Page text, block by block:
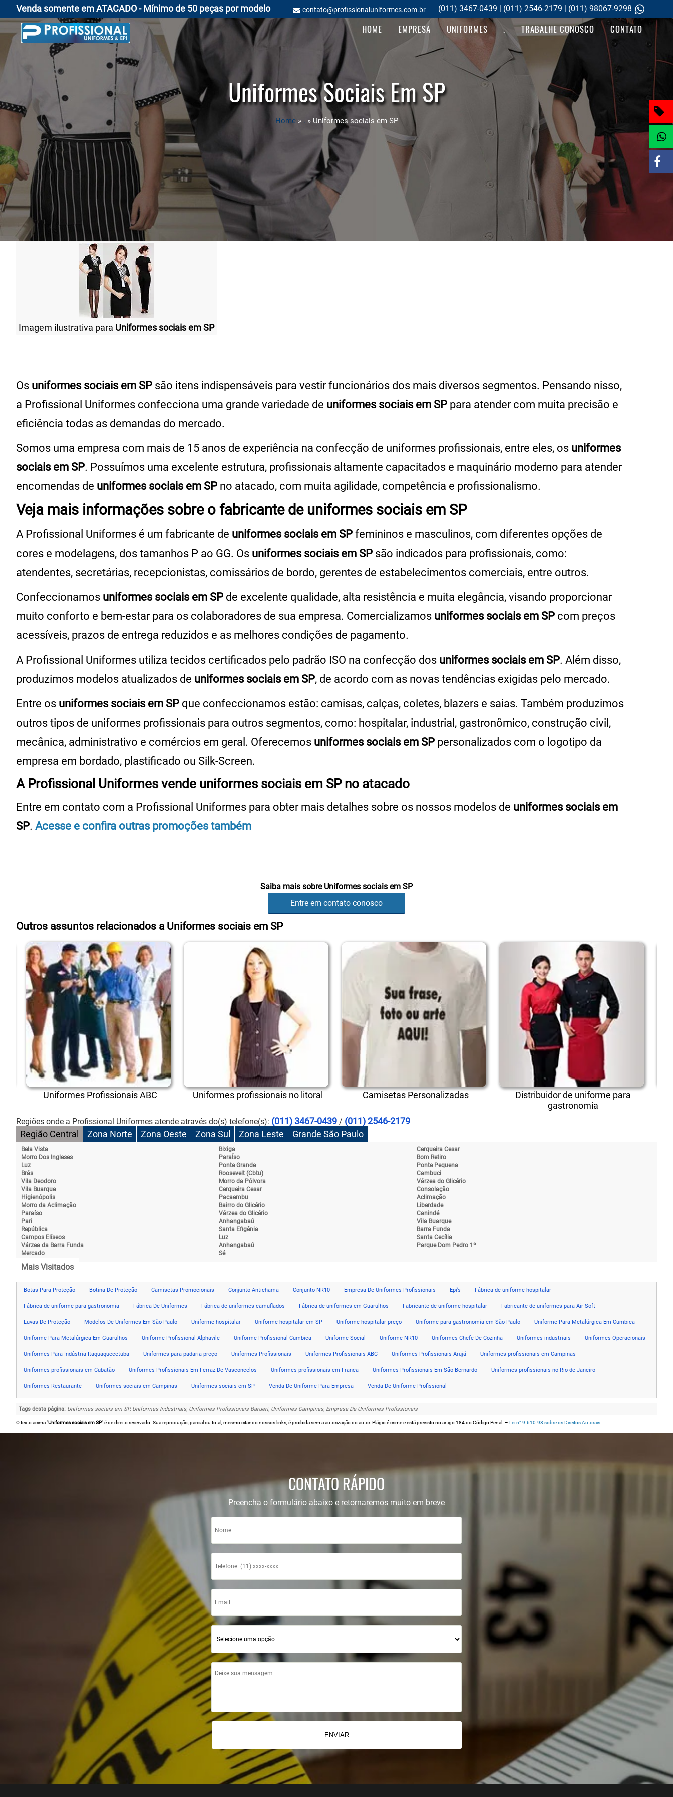
Venda somente em ATACADO - Mínimo de 50 peças por modelo (011) 3467-0439 | (011) 2546-2179 | (011) 98067-9298
contato@profissionaluniformes.com.br
HOME EMPRESA UNIFORMES . TRABALHE CONOSCO CONTATO
Uniformes Sociais Em SP
Home» . » Uniformes sociais em SP
Imagem ilustrativa para Uniformes sociais em SP
Os uniformes sociais em SP são itens indispensáveis para vestir funcionários dos mais diversos segmentos. Pensando nisso,
a Profissional Uniformes confecciona uma grande variedade de uniformes sociais em SP para atender com muita precisão e
eficiência todas as demandas do mercado.
Somos uma empresa com mais de 15 anos de experiência na confecção de uniformes profissionais, entre eles, os uniformes
sociais em SP. Possuímos uma excelente estrutura, profissionais altamente capacitados e maquinário moderno para atender
encomendas de uniformes sociais em SP no atacado, com muita agilidade, competência e profissionalismo.
Veja mais informações sobre o fabricante de uniformes sociais em SP
A Profissional Uniformes é um fabricante de uniformes sociais em SPfemininos e masculinos, com diferentes opções de
cores e modelagens, dos tamanhos P ao GG. Os uniformes sociais em SP são indicados para profissionais, como:
atendentes, secretárias, recepcionistas, comissários de bordo, gerentes de estabelecimentos comerciais, entre outros.
Confeccionamos uniformes sociais em SP de excelente qualidade, alta resistência e muita elegância, visando proporcionar
muito conforto e bem-estar para os colaboradores de sua empresa. Comercializamos uniformes sociais em SP com preços
acessíveis, prazos de entrega reduzidos e as melhores condições de pagamento.
A Profissional Uniformes utiliza tecidos certificados pelo padrão ISO na confecção dos uniformes sociais em SP. Além disso,
produzimos modelos atualizados de uniformes sociais em SP, de acordo com as novas tendências exigidas pelo mercado.
Entre os uniformes sociais em SP que confeccionamos estão: camisas, calças, coletes, blazers e saias. Também produzimos
outros tipos de uniformes profissionais para outros segmentos, como: hospitalar, industrial, gastronômico, construção civil,
mecânica, administrativo e comércios em geral. Oferecemos uniformes sociais em SP personalizados com o logotipo da
empresa em bordado, plastificado ou Silk-Screen.
A Profissional Uniformes vende uniformes sociais em SP no atacado
Entre em contato com a Profissional Uniformes para obter mais detalhes sobre os nossos modelos de uniformes sociais em
SP. Acesse e confira outras promoções também
Saiba mais sobre Uniformes sociais em SP
Entre em contato conosco
Outros assuntos relacionados a Uniformes sociais em SP
Uniformes Profissionais ABC Uniformes profissionais no litoral Camisetas Personalizadas
Distribuidor de uniforme para
gastronomia
Regiões onde a Profissional Uniformes atende através do(s) telefone(s): (011) 3467-0439 / (011) 2546-2179
Região Central
Zona Norte Zona Oeste Zona Sul Zona Leste Grande São Paulo
Bela Vista Bixiga
Cerqueira Cesar
Morro Dos Ingleses
ParaÍso
Bom Retiro
Luz
Ponte Grande
Ponte Pequena
Brás
Roosevelt (Cbtu)
Cambuci
Vila Deodoro
Morro da Pólvora
Várzea do Glicério
Vila Buarque
Cerqueira Cesar
Consolação
Higienópolis
Pacaembu
Aclimação
Morro da Aclimação
Bairro do Glicério
Liberdade
Paraíso
Várzea do Glicério
Canindé
Pari
Anhangabaú
Vila Buarque
República
Santa Efigênia
Barra Funda
Campos Elíseos
Luz
Santa Cecília
Várzea da Barra Funda
Anhangabaú
Parque Dom Pedro 1º
Mercado
Sé
Mais Visitados
Botas Para Proteção Botina De Proteção Camisetas Promocionais Conjunto Antichama Conjunto NR10 Empresa De Uniformes Profissionais Epi’s Fábrica de uniforme hospitalar
Fábrica de uniforme para gastronomia Fábrica De Uniformes Fábrica de uniformes camuflados Fábrica de uniformes em Guarulhos Fabricante de uniforme hospitalar Fabricante de uniformes para Air Soft
Luvas De Proteção Modelos De Uniformes Em São Paulo Uniforme hospitalar Uniforme hospitalar em SP Uniforme hospitalar preço Uniforme para gastronomia em São Paulo Uniforme Para Metalúrgica Em Cumbica
Uniforme Para Metalúrgica Em Guarulhos Uniforme Profissional Alphavile Uniforme Profissional Cumbica Uniforme Social Uniforme NR10 Uniformes Chefe De Cozinha Uniformes industriais Uniformes Operacionais
Uniformes Para Indústria Itaquaquecetuba Uniformes para padaria preço Uniformes Profissionais Uniformes Profissionais ABC Uniformes Profissionais Arujá Uniformes profissionais em Campinas
Uniformes profissionais em Cubatão Uniformes Profissionais Em Ferraz De Vasconcelos Uniformes profissionais em Franca Uniformes Profissionais Em São Bernardo Uniformes profissionais no Rio de Janeiro
Uniformes Restaurante Uniformes sociais em Campinas Uniformes sociais em SP Venda De Uniforme Para Empresa Venda De Uniforme Profissional
Tags desta página: Uniformes sociais em SP, Uniformes Industriais, Uniformes Profissionais Barueri, Uniformes Campinas, Empresa De Uniformes Profissionais
O texto acima "Uniformes sociais em SP" é de direito reservado. Sua reprodução, parcial ou total, mesmo citando nossos links, é proibida sem a autorização do autor. Plágio é crime e está previsto no artigo 184 do Código Penal. – Lei n° 9.610-98 sobre os Direitos Autorais
CONTATO RÁPIDO
Preencha o formulário abaixo e retornaremos muito em breve